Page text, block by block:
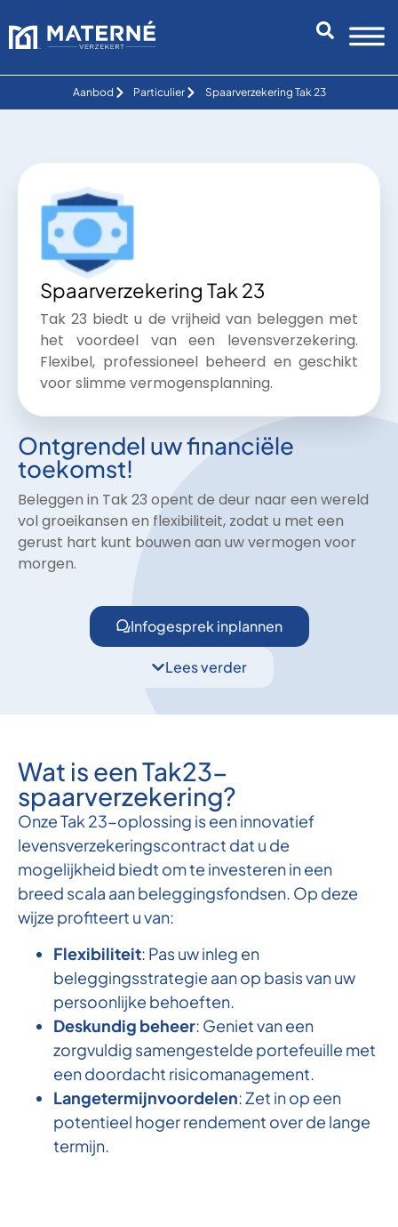
Aanbod Particulier Spaarverzekering Tak 23
Ontgrendel uw financiële
toekomst!
Beleggen in Tak 23 opent de deur naar een wereld
vol groeikansen en flexibiliteit, zodat u met een
gerust hart kunt bouwen aan uw vermogen voor
morgen.
Infogesprek inplannen
Lees verder
Spaarverzekering Tak 23
Tak 23 biedt u de vrijheid van beleggen met
het voordeel van een levensverzekering.
Flexibel, professioneel beheerd en geschikt
voor slimme vermogensplanning.
Wat is een Tak23-
spaarverzekering?
Onze Tak 23-oplossing is een innovatief
levensverzekeringscontract dat u de
mogelijkheid biedt om te investeren in een
breed scala aan beleggingsfondsen. Op deze
wijze profiteert u van:
Flexibiliteit: Pas uw inleg en
beleggingsstrategie aan op basis van uw
persoonlijke behoeften.
Deskundig beheer: Geniet van een
zorgvuldig samengestelde portefeuille met
een doordacht risicomanagement.
Langetermijnvoordelen: Zet in op een
potentieel hoger rendement over de lange
termijn.